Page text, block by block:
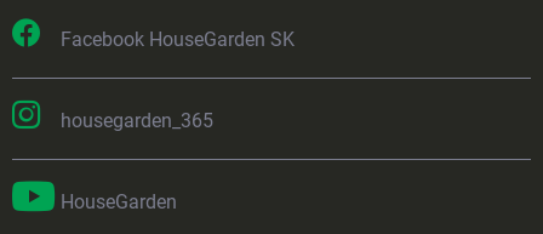
Facebook HouseGarden SK
housegarden_365
HouseGarden